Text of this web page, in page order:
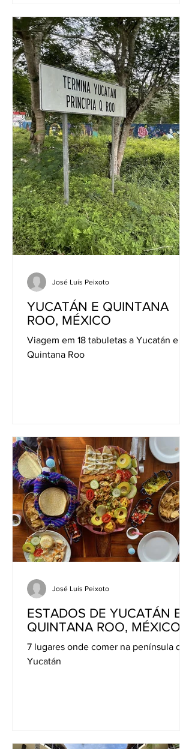
YUCATÁN E QUINTANA
ROO, MÉXICO
Viagem em 18 tabuletas a Yucatán e
Quintana Roo
José Luís Peixoto
ESTADOS DE YUCATÁN E
QUINTANA ROO, MÉXICO
7 lugares onde comer na península de
Yucatán
José Luís Peixoto